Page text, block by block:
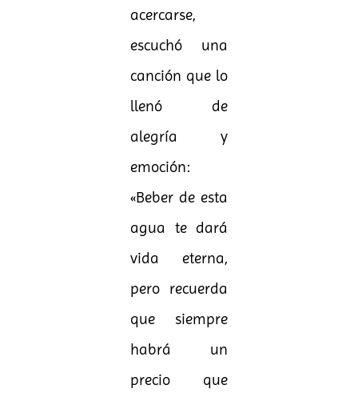
acercarse,
escuchó una
canción que lo
llenó de
alegría y
emoción:
«Beber de esta
agua te dará
vida eterna,
pero recuerda
que siempre
habrá un
precio que